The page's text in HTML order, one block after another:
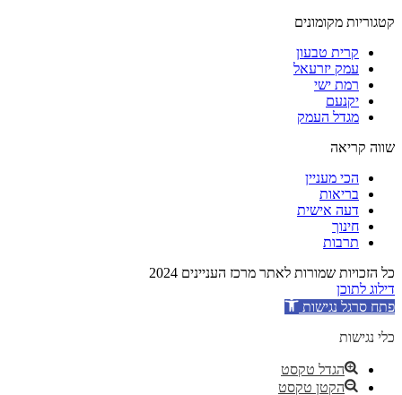
קטגוריות מקומונים
קרית טבעון
עמק יזרעאל
רמת ישי
יקנעם
מגדל העמק
שווה קריאה
הכי מעניין
בריאות
דעה אישית
חינוך
תרבות
כל הזכויות שמורות לאתר מרכז העניינים 2024
דילוג לתוכן
פתח סרגל נגישות
כלי נגישות
הגדל טקסט
הקטן טקסט